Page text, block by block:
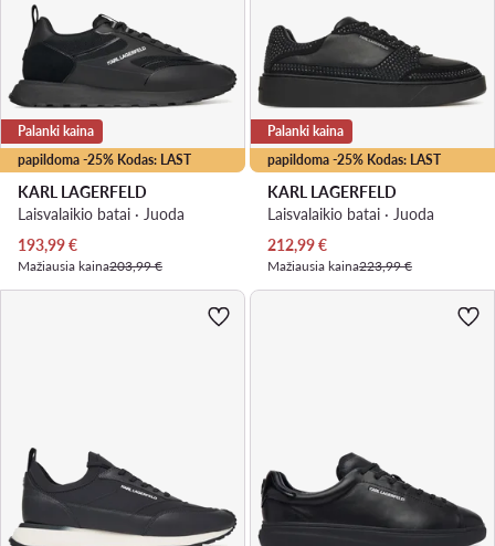
papildoma -25% Kodas: LAST
Palanki kaina
KARL LAGERFELD
Laisvalaikio batai · Juoda
Dabartinė kaina
193,99€
Mažiausia kaina203,99 €
papildoma -25% Kodas: LAST
Palanki kaina
KARL LAGERFELD
Laisvalaikio batai · Juoda
Dabartinė kaina
212,99€
Mažiausia kaina223,99 €